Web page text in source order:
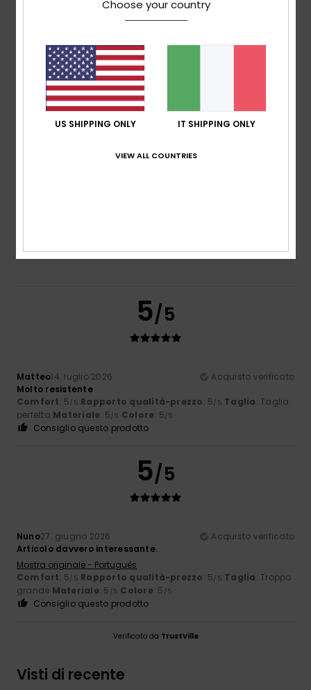
2 recensioni verificatedal giugno 2026
Comfort
Rapporto qualità-prezzo
5/5
Matteo14. luglio 2026
Acquisto verificato
Molto resistente
Comfort: 5/5 Rapporto qualità-prezzo: 5/5 Taglia: Taglia
perfetta Materiale: 5/5 Colore: 5/5
Consiglio questo prodotto
5/5
Nuno27. giugno 2026
Acquisto verificato
Articolo davvero interessante.
Mostra originale - Português
Comfort: 5/5 Rapporto qualità-prezzo: 5/5 Taglia: Troppo
grande Materiale: 5 /5 Colore: 5 /5
Consiglio questo prodotto
Verificato da TrustVille
Visti di recente
Choose your country
US SHIPPING ONLY IT SHIPPING ONLY
VIEW ALL COUNTRIES